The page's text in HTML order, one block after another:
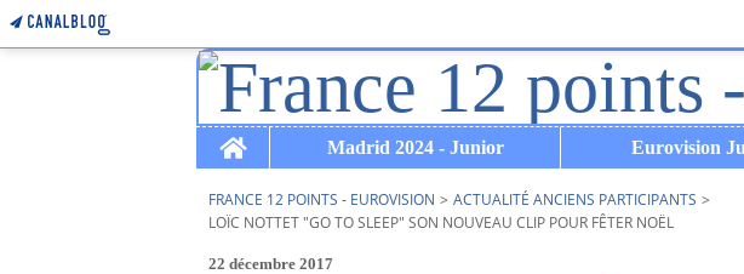
Home
Madrid 2024 - Junior Eurovision
FRANCE 12 POINTS - EUROVISION > ACTUALITÉ ANCIENS PARTICIPANTS >
LOÏC NOTTET "GO TO SLEEP" SON NOUVEAU CLIP POUR FÊTER NOËL
22 décembre 2017